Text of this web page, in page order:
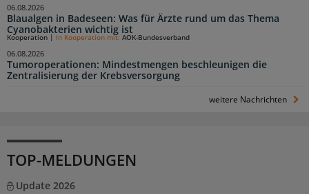
Blaualgen in Badeseen: Was für Ärzte rund um das Thema
Cyanobakterien wichtig ist
06.08.2026
Tumoroperationen: Mindestmengen beschleunigen die
Zentralisierung der Krebsversorgung
Kooperation In Kooperation mit: AOK-Bundesverband
06.08.2026
weitere Nachrichten
TOP-MELDUNGEN
Update 2026